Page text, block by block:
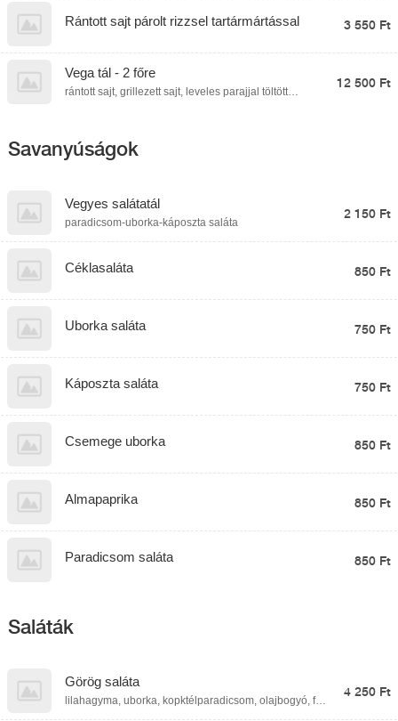
Rántott sajt párolt rizzsel tartármártással 3 550 Ft
Vega tál - 2 főre
rántott sajt, grillezett sajt, leveles parajjal töltött
12 500 Ft
Savanyúságok
Vegyes salátatál
paradicsom-uborka-káposzta saláta
2 150 Ft
Céklasaláta 850 Ft
Uborka saláta 750 Ft
Káposzta saláta 750 Ft
Csemege uborka 850 Ft
Almapaprika 850 Ft
Paradicsom saláta 850 Ft
Saláták
Görög saláta
lilahagyma, uborka, kopktélparadicsom, olajbogyó, feta
4 250 Ft